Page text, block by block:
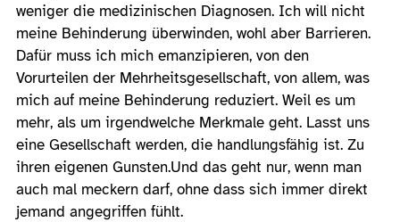
weniger die medizinischen Diagnosen. Ich will nicht
meine Behinderung überwinden, wohl aber Barrieren.
Dafür muss ich mich emanzipieren, von den
Vorurteilen der Mehrheitsgesellschaft, von allem, was
mich auf meine Behinderung reduziert. Weil es um
mehr, als um irgendwelche Merkmale geht. Lasst uns
eine Gesellschaft werden, die handlungsfähig ist. Zu
ihren eigenen Gunsten.Und das geht nur, wenn man
auch mal meckern darf, ohne dass sich immer direkt
jemand angegriffen fühlt.